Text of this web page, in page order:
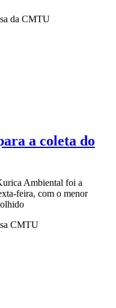
da CMTU
a coleta do
Ambiental foi a
feira, com o menor
CMTU